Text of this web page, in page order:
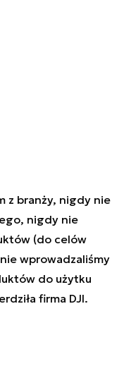
z branży, nigdy nie
nigdy nie
(do celów
wprowadzaliśmy
do użytku
firma DJI.